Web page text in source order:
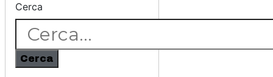
Cerca
Cerca